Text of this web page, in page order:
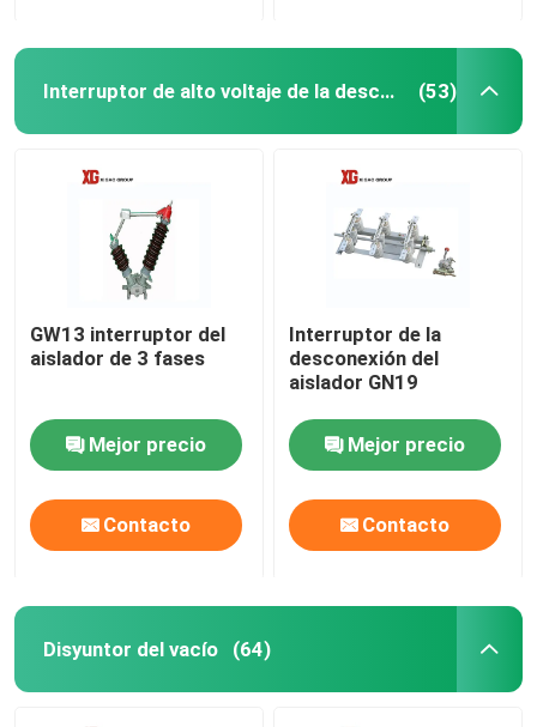
Interruptor de alto voltaje de la desconexión (53)
GW13 interruptor del
aislador de 3 fases
Mejor precio
Contacto
Interruptor de la
desconexión del
aislador GN19
Mejor precio
Contacto
Disyuntor del vacío (64)